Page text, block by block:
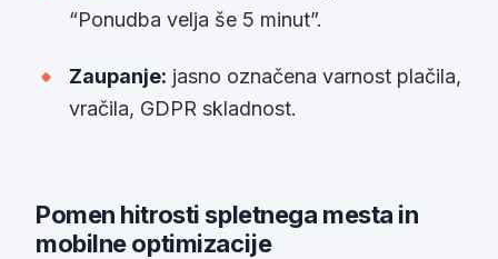
“Ponudba velja še 5 minut”.
Zaupanje: jasno označena varnost plačila,
vračila, GDPR skladnost.
Pomen hitrosti spletnega mesta in
mobilne optimizacije